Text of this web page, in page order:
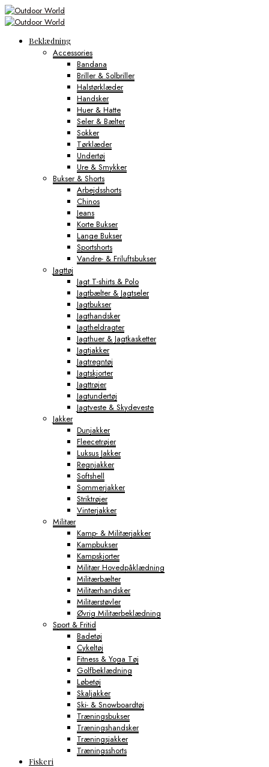
Beklædning
Accessories
Bandana
Briller & Solbriller
Halstørklæder
Handsker
Huer & Hatte
Seler & Bælter
Sokker
Tørklæder
Undertøj
Ure & Smykker
Bukser & Shorts
Arbejdsshorts
Chinos
Jeans
Korte Bukser
Lange Bukser
Sportshorts
Vandre- & Friluftsbukser
Jagttøj
Jagt T-shirts & Polo
Jagtbælter & Jagtseler
Jagtbukser
Jagthandsker
Jagtheldragter
Jagthuer & Jagtkasketter
Jagtjakker
Jagtregntøj
Jagtskjorter
Jagttrøjer
Jagtundertøj
Jagtveste & Skydeveste
Jakker
Dunjakker
Fleecetrøjer
Luksus Jakker
Regnjakker
Softshell
Sommerjakker
Striktrøjer
Vinterjakker
Militær
Kamp- & Militærjakker
Kampbukser
Kampskjorter
Militær Hovedpåklædning
Militærbælter
Militærhandsker
Militærstøvler
Øvrig Militærbeklædning
Sport & Fritid
Badetøj
Cykeltøj
Fitness & Yoga Tøj
Golfbeklædning
Løbetøj
Skaljakker
Ski- & Snowboardtøj
Træningsbukser
Træningshandsker
Træningsjakker
Træningsshorts
Fiskeri